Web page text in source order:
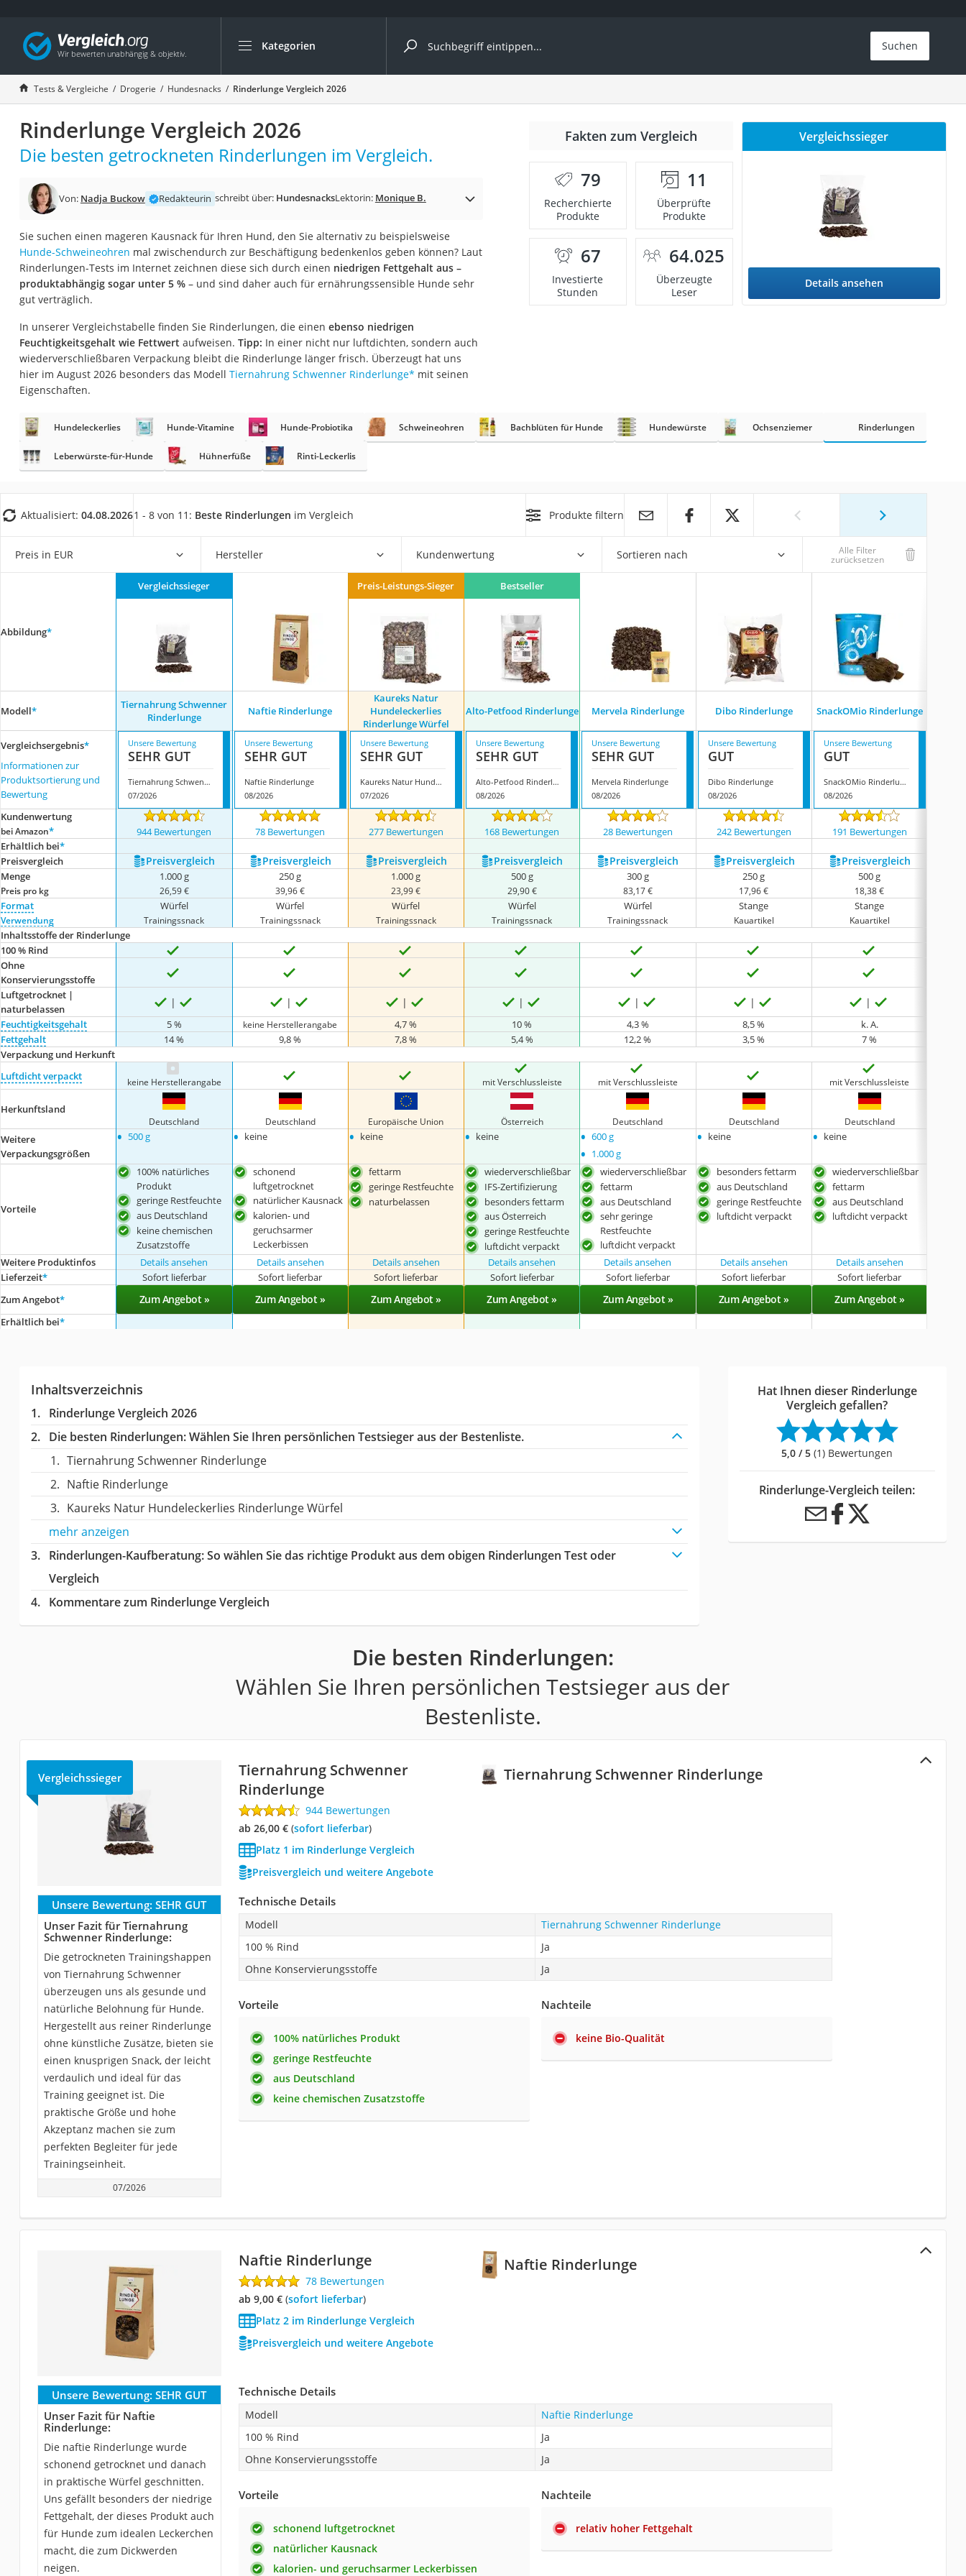
Kategorien
Die beliebtesten Vergleiche nach Kategorie
Drogerie
Inhalator
Haarschneider
Rollator
Braun Rasierer
Katzenklappe (Chip)
Masturbator
Massagepistole
Epilierer
Eiweißpulver
Magnesiumpräparat
Katzenklappe
Zeckenschutz Katze
leichter Haartrockner
Philips-Sonicare-Zahnbürste
Mineralfutter Pferd
Service
Suchen
Tests & Vergleiche Drogerie Hundesnacks Rinderlunge Vergleich 2026
Rinderlunge Vergleich 2026
Die besten getrockneten Rinderlungen im Vergleich.
Von: Nadja Buckow Redakteurin schreibt über: HundesnacksLektorin: Monique B.
Sie suchen einen mageren Kausnack für Ihren Hund, den Sie alternativ zu beispielsweise
Hunde-Schweineohren mal zwischendurch zur Beschäftigung bedenkenlos geben können? Laut
Rinderlungen-Tests im Internet zeichnen diese sich durch einen niedrigen Fettgehalt aus –
produktabhängig sogar unter 5 %– und sind daher auch für ernährungssensible Hunde sehr
gut verträglich.
In unserer Vergleichstabelle finden Sie Rinderlungen, die einen ebenso niedrigen
Feuchtigkeitsgehalt wie Fettwert aufweisen. Tipp: In einer nicht nur luftdichten, sondern auch
wiederverschließbaren Verpackung bleibt die Rinderlunge länger frisch. Überzeugt hat uns
hier im August 2026 besonders das Modell Tiernahrung Schwenner Rinderlunge* mit seinen
Eigenschaften.
Fakten zum Vergleich
79
Recherchierte
Produkte
11
Überprüfte
Produkte
67
Investierte
Stunden
64.025
Überzeugte
Leser
Vergleichssieger
Details ansehen
Hundeleckerlies Hunde-Vitamine Hunde-Probiotika Schweineohren Bachblüten für Hunde Hundewürste Ochsenziemer Rinderlungen
Leberwürste-für-Hunde Hühnerfüße Rinti-Leckerlis
Aktualisiert: 04.08.20261 - 8 von 11: Beste Rinderlungen im Vergleich Produkte filtern
Preis in EUR Hersteller Kundenwertung Sortieren nach Alle Filter
zurücksetzen
Abbildung*
Vergleichssieger Preis-Leistungs-Sieger Bestseller
Modell*
Tiernahrung Schwenner
Rinderlunge
Naftie Rinderlunge
Kaureks Natur
Hundeleckerlies
Rinderlunge Würfel
Alto-Petfood Rinderlunge Mervela Rinderlunge Dibo Rinderlunge SnackOMio Rinderlunge
Vergleichsergebnis*
Informationen zur
Produktsortierung und
Bewertung
Unsere Bewertung
SEHR GUT
Tiernahrung Schwenner Rinderlunge
07/2026
Unsere Bewertung
SEHR GUT
Naftie Rinderlunge
08/2026
Unsere Bewertung
SEHR GUT
Kaureks Natur Hundeleckerlies Rinderlunge Würfel
07/2026
Unsere Bewertung
SEHR GUT
Alto-Petfood Rinderlunge
08/2026
Unsere Bewertung
SEHR GUT
Mervela Rinderlunge
08/2026
Unsere Bewertung
GUT
Dibo Rinderlunge
08/2026
Unsere Bewertung
GUT
SnackOMio Rinderlunge
08/2026
Kundenwertung
bei Amazon* 944 Bewertungen 78 Bewertungen 277 Bewertungen 168 Bewertungen 28 Bewertungen 242 Bewertungen 191 Bewertungen
Erhältlich bei*
Preis­vergleich
Preis­vergleich Preis­vergleich Preis­vergleich Preis­vergleich Preis­vergleich Preis­vergleich Preis­vergleich
Menge
Preis pro kg
1.000 g
26,59 €
250 g
39,96 €
1.000 g
23,99 €
500 g
29,90 €
300 g
83,17 €
250 g
17,96 €
500 g
18,38 €
Format
Verwendung
Würfel
Trainingssnack
Würfel
Trainingssnack
Würfel
Trainingssnack
Würfel
Trainingssnack
Würfel
Trainingssnack
Stange
Kauartikel
Stange
Kauartikel
Inhaltsstoffe der Rinderlunge
100 % Rind
Ohne
Konservierungsstoffe
Luftgetrocknet |
naturbelassen
Feuchtigkeitsgehalt
5 % keine Herstellerangabe 4,7 % 10 % 4,3 % 8,5 %
k. A.
Fettgehalt
14 % 9,8 % 7,8 % 5,4 % 12,2 % 3,5 %
7 %
Verpackung und Herkunft
Luftdicht verpackt
keine Herstellerangabe mit Verschlussleiste mit Verschlussleiste mit Verschlussleiste
Herkunftsland
Deutschland Deutschland Europäische Union Österreich Deutschland Deutschland Deutschland
Weitere
Verpackungsgrößen
• 500 g • keine • keine • keine • 600 g
• 1.000 g
• keine • keine
Vorteile
100% natürliches
Produkt
geringe Restfeuchte
aus Deutschland
keine chemischen
Zusatzstoffe
schonend
luftgetrocknet
natürlicher Kausnack
kalorien- und
geruchsarmer
Leckerbissen
fettarm
geringe Restfeuchte
naturbelassen
wiederverschließbar
IFS-Zertifizierung
besonders fettarm
aus Österreich
geringe Restfeuchte
luftdicht verpackt
wiederverschließbar
fettarm
aus Deutschland
sehr geringe
Restfeuchte
luftdicht verpackt
besonders fettarm
aus Deutschland
geringe Restfeuchte
luftdicht verpackt
wiederverschließbar
fettarm
aus Deutschland
luftdicht verpackt
Weitere Produktinfos
Details ansehen Details ansehen Details ansehen Details ansehen Details ansehen Details ansehen Details ansehen
Lieferzeit* Sofort lieferbar Sofort lieferbar Sofort lieferbar Sofort lieferbar Sofort lieferbar Sofort lieferbar Sofort lieferbar
Zum Angebot* Zum Angebot » Zum Angebot » Zum Angebot » Zum Angebot » Zum Angebot » Zum Angebot » Zum Angebot »
Erhältlich bei*
Inhaltsverzeichnis
Rinderlunge Vergleich 2026
Die besten Rinderlungen:Wählen Sie Ihren persönlichen Testsieger aus der Bestenliste.
Tiernahrung Schwenner Rinderlunge
Naftie Rinderlunge
Kaureks Natur Hundeleckerlies Rinderlunge Würfel
mehr anzeigen
Rinderlungen-Kaufberatung: So wählen Sie das richtige Produkt aus dem obigen Rinderlungen Test oder
Vergleich
Kommentare zum Rinderlunge Vergleich
Hat Ihnen dieser Rinderlunge
Vergleich gefallen?
5,0 / 5 (1) Bewertungen
Rinderlunge-Vergleich teilen:
Die besten Rinderlungen:
Wählen Sie Ihren persönlichen Testsieger aus der
Bestenliste.
Tiernahrung Schwenner Rinderlunge
Vergleichssieger
Tiernahrung Schwenner
Rinderlunge
944 Bewertungen
ab 26,00 €( Sofort lieferbar)
Platz 1 im Rinderlunge Vergleich
Preisvergleich und weitere Angebote
Unsere Bewertung: SEHR GUT
Unser Fazit für Tiernahrung
Schwenner Rinderlunge:
Die getrockneten Trainingshappen
von Tiernahrung Schwenner
überzeugen uns als gesunde und
natürliche Belohnung für Hunde.
Hergestellt aus reiner Rinderlunge
ohne künstliche Zusätze, bieten sie
einen knusprigen Snack, der leicht
verdaulich und ideal für das
Training geeignet ist. Die
praktische Größe und hohe
Akzeptanz machen sie zum
perfekten Begleiter für jede
Trainingseinheit.
07/2026
Technische Details
Modell
Tiernahrung Schwenner Rinderlunge
100 % Rind
Ja
Ohne Konservierungsstoffe
Ja
Vorteile
100% natürliches Produkt
geringe Restfeuchte
aus Deutschland
keine chemischen Zusatzstoffe
Nachteile
keine Bio-Qualität
Naftie Rinderlunge
Naftie Rinderlunge
78 Bewertungen
ab 9,00 €( Sofort lieferbar)
Platz 2 im Rinderlunge Vergleich
Preisvergleich und weitere Angebote
Unsere Bewertung: SEHR GUT
Unser Fazit für Naftie
Rinderlunge:
Die naftie Rinderlunge wurde
schonend getrocknet und danach
in praktische Würfel geschnitten.
Uns gefällt besonders der niedrige
Fettgehalt, der dieses Produkt auch
für Hunde zum idealen Leckerchen
macht, die zum Dickwerden
neigen.
Technische Details
Modell
Naftie Rinderlunge
100 % Rind
Ja
Ohne Konservierungsstoffe
Ja
Vorteile
schonend luftgetrocknet
natürlicher Kausnack
kalorien- und geruchsarmer Leckerbissen
Nachteile
relativ hoher Fettgehalt